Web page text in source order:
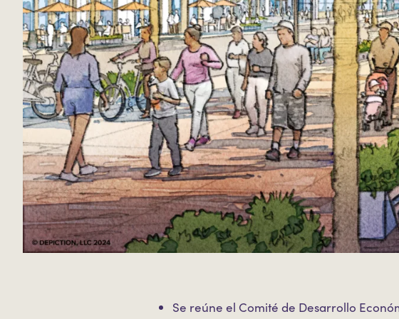
Se reúne el Comité de Desarrollo